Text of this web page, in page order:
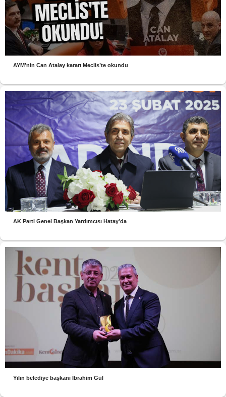
AYM’nin Can Atalay kararı Meclis’te okundu
AK Parti Genel Başkan Yardımcısı Hatay’da
Yılın belediye başkanı İbrahim Gül